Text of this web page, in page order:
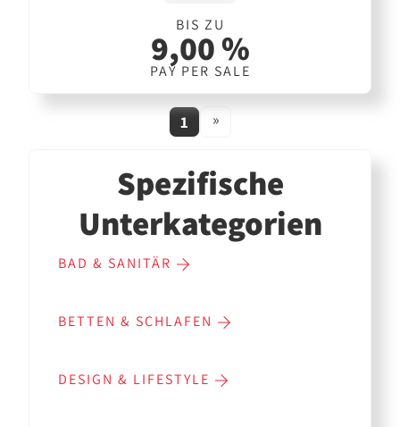
BIS ZU
9,00 %
PAY PER SALE
1 »
Spezifische
Unterkategorien
BAD & SANITÄR
BETTEN & SCHLAFEN
DESIGN & LIFESTYLE